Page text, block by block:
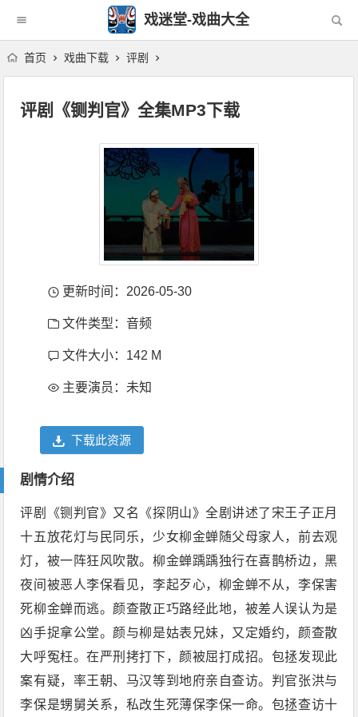
戏迷堂-戏曲大全
首页 戏曲下载 评剧
评剧《铡判官》全集MP3下载
更新时间：2026-05-30
文件类型：音频
文件大小：142 M
主要演员：未知
下载此资源
剧情介绍
评剧《铡判官》又名《探阴山》全剧讲述了宋王子正月
十五放花灯与民同乐，少女柳金蝉随父母家人，前去观
灯，被一阵狂风吹散。柳金蝉踽踽独行在喜鹊桥边，黑
夜间被恶人李保看见，李起歹心，柳金蝉不从，李保害
死柳金蝉而逃。颜查散正巧路经此地，被差人误认为是
凶手捉拿公堂。颜与柳是姑表兄妹，又定婚约，颜查散
大呼冤枉。在严刑拷打下，颜被屈打成招。包拯发现此
案有疑，率王朝、马汉等到地府亲自查访。判官张洪与
李保是甥舅关系，私改生死薄保李保一命。包拯查访十